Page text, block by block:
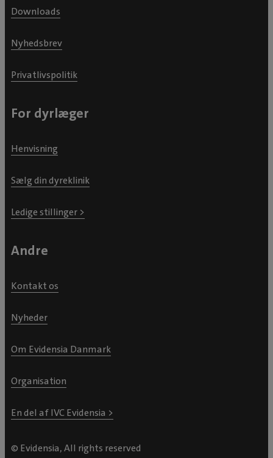
Downloads
Nyhedsbrev
Privatlivspolitik
For dyrlæger
Henvisning
Sælg din dyreklinik
Ledige stillinger >
Andre
Kontakt os
Nyheder
Om Evidensia Danmark
Organisation
En del af IVC Evidensia >
© Evidensia, All rights reserved